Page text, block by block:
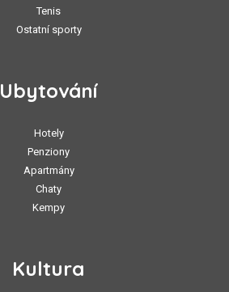
Tenis
Ostatní sporty
Ubytování
Hotely
Penziony
Apartmány
Chaty
Kempy
Kultura